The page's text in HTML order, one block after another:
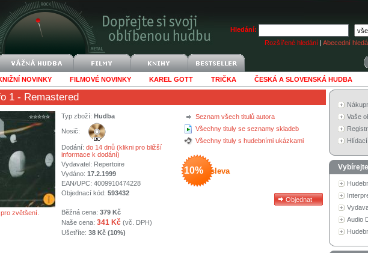
Hledání:
Rozšířené hledání | Abecední
NOVINKY FILMOVÉ NOVINKY KAREL GOTT TRIČKA ČESKÁ A SLOVENSKÁ HUDBA
1 - Remastered
zvětšení.
Seznam všech titulů autora
Všechny tituly se seznamy skladeb
Všechny tituly s hudebními ukázkami
10% sleva
Typ zboží: Hudba
Nosič:
Dodání: do 14 dnů (klikni pro bližší
informace k dodání)
Vydavatel: Repertoire
Vydáno: 17.2.1999
EAN/UPC: 4009910474228
Objednací kód: 593432
Běžná cena: 379 Kč
Naše cena: 341 Kč (vč. DPH)
Ušetříte: 38 Kč (10%)
Vaše
Audio